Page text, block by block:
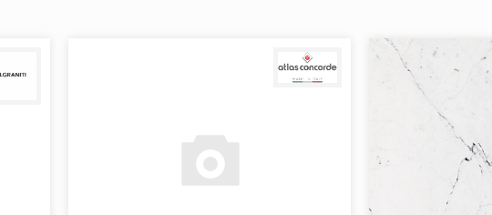
способом: в магазине, на встрече с представителем или по СМС
от 3 до 36 месяцев Срок предоставления рассрочки от 3 до 10